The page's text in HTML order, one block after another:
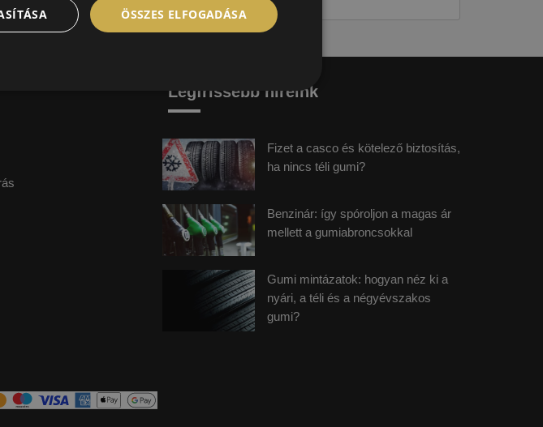
Legfrissebb híreink
Fizet a casco és kötelező biztosítás,
ha nincs téli gumi?
Benzinár: így spóroljon a magas ár
mellett a gumiabroncsokkal
Gumi mintázatok: hogyan néz ki a
nyári, a téli és a négyévszakos
gumi?
ÖSSZES ELFOGADÁSA